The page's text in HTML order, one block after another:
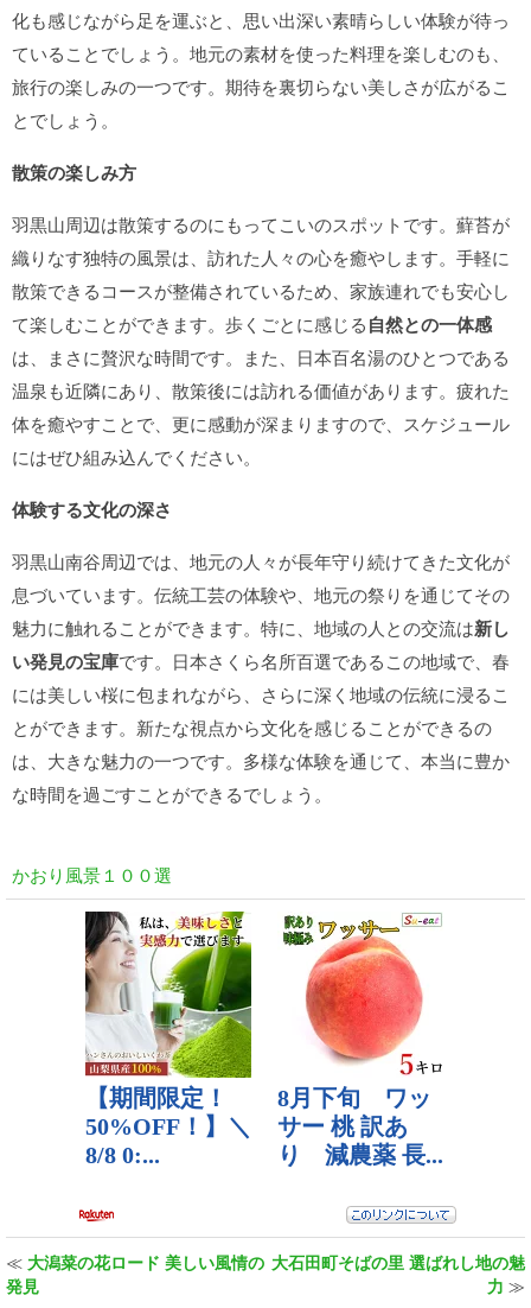
化も感じながら足を運ぶと、思い出深い素晴らしい体験が待っ
ていることでしょう。地元の素材を使った料理を楽しむのも、
旅行の楽しみの一つです。期待を裏切らない美しさが広がるこ
とでしょう。
散策の楽しみ方
羽黒山周辺は散策するのにもってこいのスポットです。蘚苔が
織りなす独特の風景は、訪れた人々の心を癒やします。手軽に
散策できるコースが整備されているため、家族連れでも安心し
て楽しむことができます。歩くごとに感じる自然との一体感
は、まさに贅沢な時間です。また、日本百名湯のひとつである
温泉も近隣にあり、散策後には訪れる価値があります。疲れた
体を癒やすことで、更に感動が深まりますので、スケジュール
にはぜひ組み込んでください。
体験する文化の深さ
羽黒山南谷周辺では、地元の人々が長年守り続けてきた文化が
息づいています。伝統工芸の体験や、地元の祭りを通じてその
魅力に触れることができます。特に、地域の人との交流は新し
い発見の宝庫です。日本さくら名所百選であるこの地域で、春
には美しい桜に包まれながら、さらに深く地域の伝統に浸るこ
とができます。新たな視点から文化を感じることができるの
は、大きな魅力の一つです。多様な体験を通じて、本当に豊か
な時間を過ごすことができるでしょう。
かおり風景１００選
≪ 大潟菜の花ロード 美しい風情の
発見
大石田町そばの里 選ばれし地の魅
力 ≫